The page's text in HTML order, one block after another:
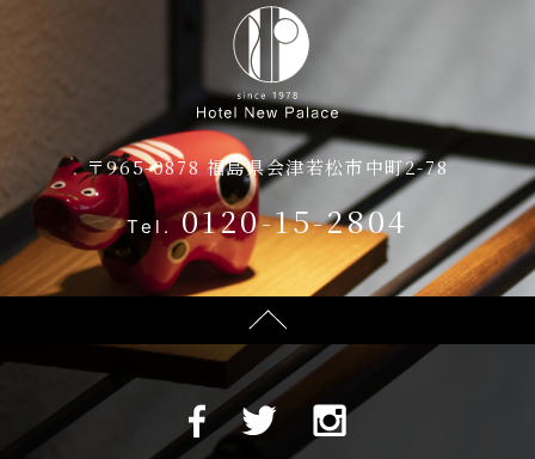
〒965-0878 福島県会津若松市中町2-78
Tel. 0120-15-2804
アクセス
お知らせ
お問い合わせ
会議・ご宴会
会議・ご宴会
宴会プラン
館内施設
プライバシーポリシー 宿泊約款